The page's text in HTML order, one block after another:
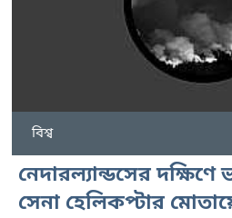
বিশ্ব
নেদারল্যান্ডসের
সেনা হেলিকপ্টার